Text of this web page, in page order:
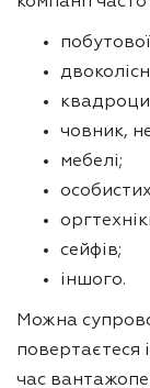
човник,
мебелі;
сейфів;
іншого.
Можна
повертаєтеся
час